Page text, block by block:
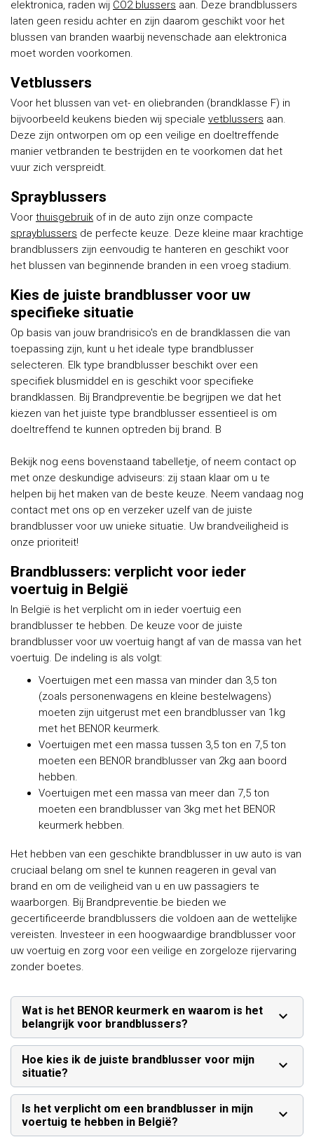
elektronica, raden wij CO2 blussers aan. Deze brandblussers
laten geen residu achter en zijn daarom geschikt voor het
blussen van branden waarbij nevenschade aan elektronica
moet worden voorkomen.
Vetblussers
Voor het blussen van vet- en oliebranden (brandklasse F) in
bijvoorbeeld keukens bieden wij speciale vetblussers aan.
Deze zijn ontworpen om op een veilige en doeltreffende
manier vetbranden te bestrijden en te voorkomen dat het
vuur zich verspreidt.
Sprayblussers
Voor thuisgebruik of in de auto zijn onze compacte
sprayblussers de perfecte keuze. Deze kleine maar krachtige
brandblussers zijn eenvoudig te hanteren en geschikt voor
het blussen van beginnende branden in een vroeg stadium.
Kies de juiste brandblusser voor uw
specifieke situatie
Op basis van jouw brandrisico's en de brandklassen die van
toepassing zijn, kunt u het ideale type brandblusser
selecteren. Elk type brandblusser beschikt over een
specifiek blusmiddel en is geschikt voor specifieke
brandklassen. Bij Brandpreventie.be begrijpen we dat het
kiezen van het juiste type brandblusser essentieel is om
doeltreffend te kunnen optreden bij brand. B
Bekijk nog eens bovenstaand tabelletje, of neem contact op
met onze deskundige adviseurs: zij staan klaar om u te
helpen bij het maken van de beste keuze. Neem vandaag nog
contact met ons op en verzeker uzelf van de juiste
brandblusser voor uw unieke situatie. Uw brandveiligheid is
onze prioriteit!
Brandblussers: verplicht voor ieder
voertuig in België
In België is het verplicht om in ieder voertuig een
brandblusser te hebben. De keuze voor de juiste
brandblusser voor uw voertuig hangt af van de massa van het
voertuig. De indeling is als volgt:
Voertuigen met een massa van minder dan 3,5 ton
(zoals personenwagens en kleine bestelwagens)
moeten zijn uitgerust met een brandblusser van 1kg
met het BENOR keurmerk.
Voertuigen met een massa tussen 3,5 ton en 7,5 ton
moeten een BENOR brandblusser van 2kg aan boord
hebben.
Voertuigen met een massa van meer dan 7,5 ton
moeten een brandblusser van 3kg met het BENOR
keurmerk hebben.
Het hebben van een geschikte brandblusser in uw auto is van
cruciaal belang om snel te kunnen reageren in geval van
brand en om de veiligheid van u en uw passagiers te
waarborgen. Bij Brandpreventie.be bieden we
gecertificeerde brandblussers die voldoen aan de wettelijke
vereisten. Investeer in een hoogwaardige brandblusser voor
uw voertuig en zorg voor een veilige en zorgeloze rijervaring
zonder boetes.
Wat is het BENOR keurmerk en waarom is het
belangrijk voor brandblussers?
Hoe kies ik de juiste brandblusser voor mijn
situatie?
Is het verplicht om een brandblusser in mijn
voertuig te hebben in België?